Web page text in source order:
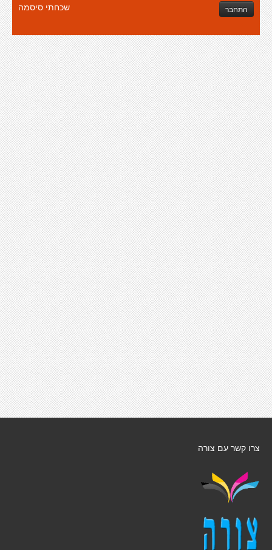
התחבר שכחתי סיסמה
צרו קשר עם צורה